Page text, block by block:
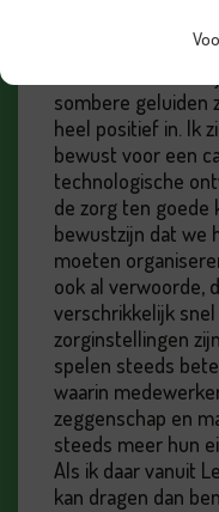
afhaakt, dat
sombere geluiden
heel positief in. Ik
bewust voor een
technologische
de zorg ten goede
bewustzijn dat we
moeten
ook al verwoorde,
verschrikkelijk
zorginstellingen
spelen steeds
waarin
zeggenschap en
steeds meer hun
Als ik daar vanuit
kan dragen dan